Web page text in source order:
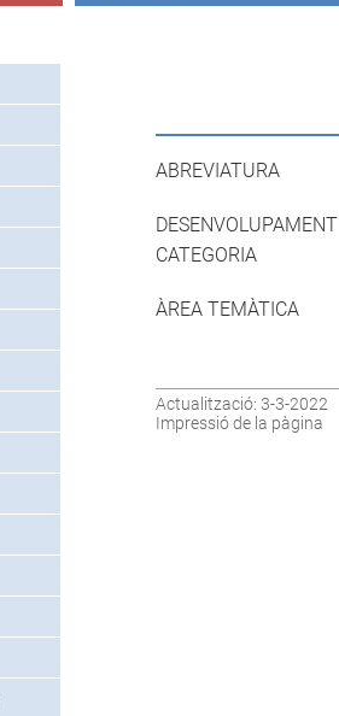
ABREVIATURA
DESENVOLUPAMENT
CATEGORIA
ÀREA TEMÀTICA
Actualització: 3-3-2022
Impressió de la pàgina